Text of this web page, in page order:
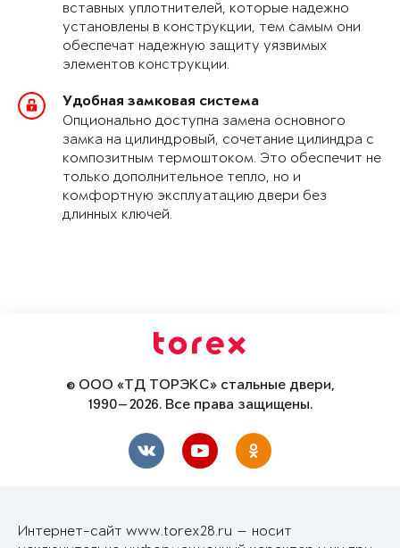
вставных уплотнителей, которые надежно
установлены в конструкции, тем самым они
обеспечат надежную защиту уязвимых
элементов конструкции.
Удобная замковая система
Опционально доступна замена основного
замка на цилиндровый, сочетание цилиндра с
композитным термоштоком. Это обеспечит не
только дополнительное тепло, но и
комфортную эксплуатацию двери без
длинных ключей.
© ООО «ТД ТОРЭКС» стальные двери,
1990—2026. Все права защищены.
Интернет-сайт www.torex28.ru — носит